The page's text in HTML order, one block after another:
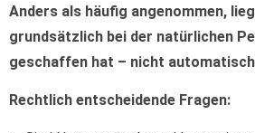
Anders als häufig angenommen,
grundsätzlich bei der natürlichen
geschaffen hat – nicht
Rechtlich entscheidende Fragen: